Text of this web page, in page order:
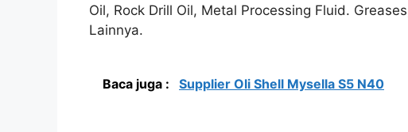
Oil, Rock Drill Oil, Metal Processing Fluid.
Lainnya.
Baca juga : Supplier Oli Shell Mysella S5 N40